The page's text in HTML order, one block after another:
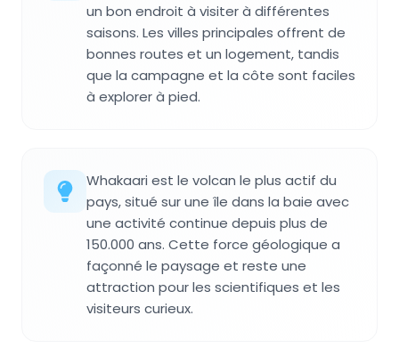
un bon endroit à visiter à différentes
saisons. Les villes principales offrent de
bonnes routes et un logement, tandis
que la campagne et la côte sont faciles
à explorer à pied.
Whakaari est le volcan le plus actif du
pays, situé sur une île dans la baie avec
une activité continue depuis plus de
150.000 ans. Cette force géologique a
façonné le paysage et reste une
attraction pour les scientifiques et les
visiteurs curieux.